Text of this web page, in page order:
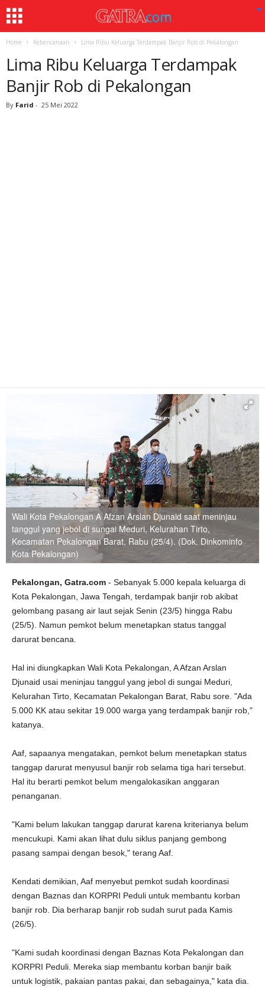
Home Kebencanaan Lima Ribu Keluarga Terdampak Banjir Rob di Pekalongan
Lima Ribu Keluarga Terdampak
Banjir Rob di Pekalongan
By Farid - 25 Mei 2022
Wali Kota Pekalongan A Afzan Arslan Djunaid saat meninjau
tanggul yang jebol di sungai Meduri, Kelurahan Tirto,
Kecamatan Pekalongan Barat, Rabu (25/4). (Dok. Dinkominfo
Kota Pekalongan)
Pekalongan, Gatra.com - Sebanyak 5.000 kepala keluarga di
Kota Pekalongan, Jawa Tengah, terdampak banjir rob akibat
gelombang pasang air laut sejak Senin (23/5) hingga Rabu
(25/5). Namun pemkot belum menetapkan status tanggal
darurat bencana.
Hal ini diungkapkan Wali Kota Pekalongan, A Afzan Arslan
Djunaid usai meninjau tanggul yang jebol di sungai Meduri,
Kelurahan Tirto, Kecamatan Pekalongan Barat, Rabu sore. "Ada
5.000 KK atau sekitar 19.000 warga yang terdampak banjir rob,"
katanya.
Aaf, sapaanya mengatakan, pemkot belum menetapkan status
tanggap darurat menyusul banjir rob selama tiga hari tersebut.
Hal itu berarti pemkot belum mengalokasikan anggaran
penanganan.
"Kami belum lakukan tanggap darurat karena kriterianya belum
mencukupi. Kami akan lihat dulu siklus panjang gembong
pasang sampai dengan besok," terang Aaf.
Kendati demikian, Aaf menyebut pemkot sudah koordinasi
dengan Baznas dan KORPRI Peduli untuk membantu korban
banjir rob. Dia berharap banjir rob sudah surut pada Kamis
(26/5).
"Kami sudah koordinasi dengan Baznas Kota Pekalongan dan
KORPRI Peduli. Mereka siap membantu korban banjir baik
untuk logistik, pakaian pantas pakai, dan sebagainya," kata dia.